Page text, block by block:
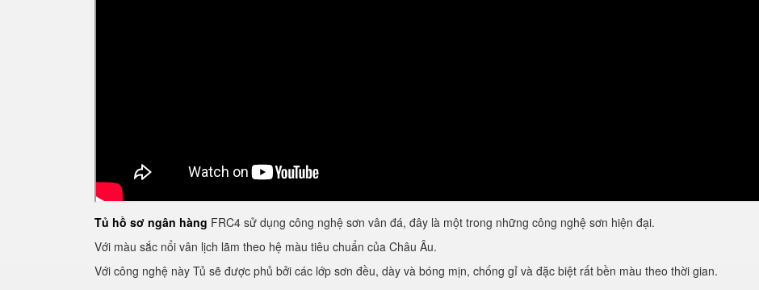
Tủ hồ sơ ngân hàng FRC4 sử dụng công nghệ sơn vân đá, đây là một trong những công nghệ sơn hiện đại.
Với màu sắc nổi vân lịch lãm theo hệ màu tiêu chuẩn của Châu Âu.
Với công nghệ này Tủ sẽ được phủ bởi các lớp sơn đều, dày và bóng mịn, chống gỉ và đặc biệt rất bền màu theo thời gian.